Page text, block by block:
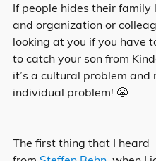
If people hides their family
and organization or
looking at you if you have
to catch your son from
it’s a cultural problem and
individual problem! 😬
The first thing that I heard